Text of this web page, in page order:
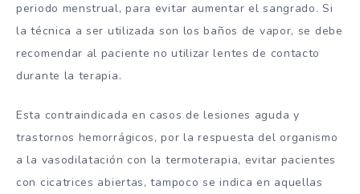
periodo menstrual, para evitar aumentar el sangrado. Si
la técnica a ser utilizada son los baños de vapor, se debe
recomendar al paciente no utilizar lentes de contacto
durante la terapia.
Esta contraindicada en casos de lesiones aguda y
trastornos hemorrágicos, por la respuesta del organismo
a la vasodilatación con la termoterapia, evitar pacientes
con cicatrices abiertas, tampoco se indica en aquellas